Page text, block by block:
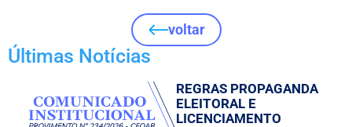
voltar
Últimas Notícias
REGRAS PROPAGANDA
ELEITORAL E
LICENCIAMENTO